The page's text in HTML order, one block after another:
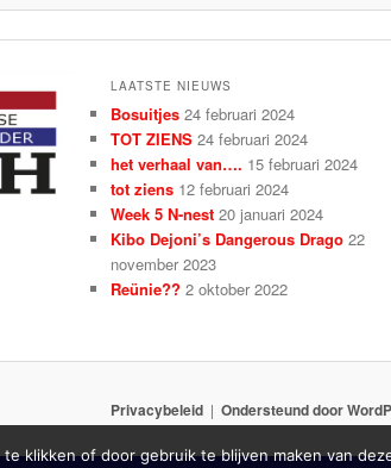
LAATSTE NIEUWS
Bosuitjes 24 februari 2024
TOT ZIENS 24 februari 2024
het verhaal van…. 15 februari 2024
tot ziens 12 februari 2024
Week 5 N-nest 20 januari 2024
Kibo Dejoni’s Dangerous Drago 22
november 2023
Reünie?? 2 oktober 2022
Privacybeleid Ondersteund door
klikken of door gebruik te blijven maken van